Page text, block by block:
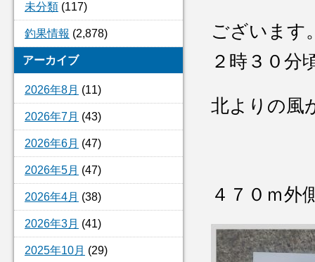
未分類 (117)
釣果情報 (2,878)
アーカイブ
2026年8月 (11)
2026年7月 (43)
2026年6月 (47)
2026年5月 (47)
2026年4月 (38)
2026年3月 (41)
2025年10月 (29)
ございます
２時３０分
北よりの
４７０ｍ